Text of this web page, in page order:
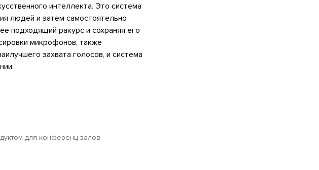
интеллекта. Это система
людей и затем самостоятельно
подходящий ракурс и сохраняя его
микрофонов, также
захвата голосов, и система
для конференц-залов